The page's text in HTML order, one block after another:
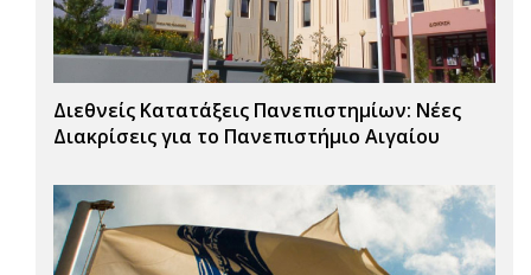
Διεθνείς Κατατάξεις Πανεπιστημίων: Νέες
Διακρίσεις για το Πανεπιστήμιο Αιγαίου